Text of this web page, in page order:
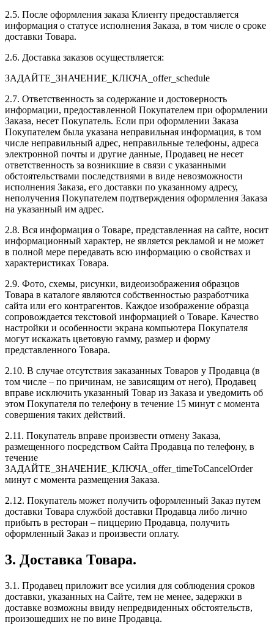
2.5. После оформления заказа Клиенту предоставляется
информация о статусе исполнения Заказа, в том числе о сроке
доставки Товара.
2.6. Доставка заказов осуществляется:
ЗАДАЙТЕ_ЗНАЧЕНИЕ_КЛЮЧА_offer_schedule
2.7. Ответственность за содержание и достоверность
информации, предоставленной Покупателем при оформлении
Заказа, несет Покупатель. Если при оформлении Заказа
Покупателем была указана неправильная информация, в том
числе неправильный адрес, неправильные телефоны, адреса
электронной почты и другие данные, Продавец не несет
ответственность за возникшие в связи с указанными
обстоятельствами последствиями в виде невозможности
исполнения Заказа, его доставки по указанному адресу,
неполучения Покупателем подтверждения оформления Заказа
на указанный им адрес.
2.8. Вся информация о Товаре, представленная на сайте, носит
информационный характер, не является рекламой и не может
в полной мере передавать всю информацию о свойствах и
характеристиках Товара.
2.9. Фото, схемы, рисунки, видеоизображения образцов
Товара в каталоге являются собственностью разработчика
сайта или его контрагентов. Каждое изображение образца
сопровождается текстовой информацией о Товаре. Качество
настройки и особенности экрана компьютера Покупателя
могут искажать цветовую гамму, размер и форму
представленного Товара.
2.10. В случае отсутствия заказанных Товаров у Продавца (в
том числе – по причинам, не зависящим от него), Продавец
вправе исключить указанный Товар из Заказа и уведомить об
этом Покупателя по телефону в течение 15 минут с момента
совершения таких действий.
2.11. Покупатель вправе произвести отмену Заказа,
размещенного посредством Сайта Продавца по телефону, в
течение
ЗАДАЙТЕ_ЗНАЧЕНИЕ_КЛЮЧА_offer_timeToCancelOrder
минут с момента размещения Заказа.
2.12. Покупатель может получить оформленный Заказ путем
доставки Товара службой доставки Продавца либо лично
прибыть в ресторан – пиццерию Продавца, получить
оформленный Заказ и произвести оплату.
3. Доставка Товара.
3.1. Продавец приложит все усилия для соблюдения сроков
доставки, указанных на Сайте, тем не менее, задержки в
доставке возможны ввиду непредвиденных обстоятельств,
произошедших не по вине Продавца.